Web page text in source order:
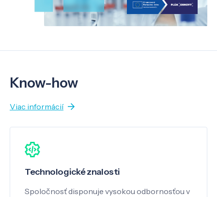
Know-how
Viac informácií
Technologické znalosti
Spoločnosť disponuje vysokou odbornosťou v